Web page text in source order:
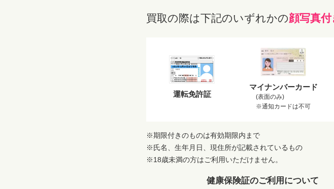
買取の際は下記のいずれかの顔写真
運転免許証
マイナンバーカード
(表面のみ)
※通知カードは不可
※期限付きのものは有効期限内まで
※氏名、生年月日、現住所が記載されているもの
※18歳未満の方はご利用いただけません。
健康保険証のご利用について